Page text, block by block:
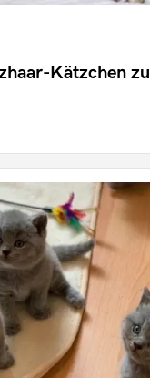
Kätzchen zu